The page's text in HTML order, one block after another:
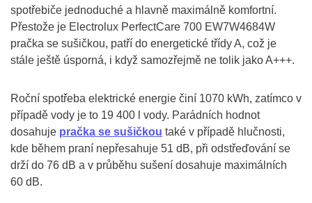
spotřebiče jednoduché a hlavně maximálně komfortní.
Přestože je Electrolux PerfectCare 700 EW7W4684W
pračka se sušičkou, patří do energetické třídy A, což je
stále ještě úsporná, i když samozřejmě ne tolik jako A+++.
Roční spotřeba elektrické energie činí 1070 kWh, zatímco v
případě vody je to 19 400 l vody. Parádních hodnot
dosahuje pračka se sušičkou také v případě hlučnosti,
kde během praní nepřesahuje 51 dB, při odstřeďování se
drží do 76 dB a v průběhu sušení dosahuje maximálních
60 dB.